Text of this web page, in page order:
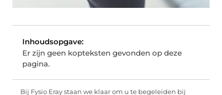
Inhoudsopgave:
Er zijn geen kopteksten gevonden op deze
pagina.
Bij Fysio Eray staan we klaar om u te begeleiden bij